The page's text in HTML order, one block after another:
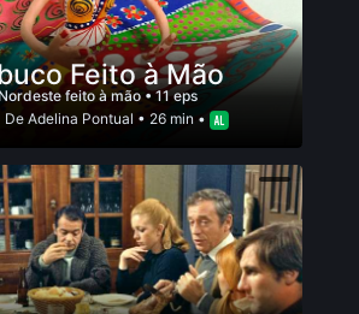
Feito à Mão
Nordeste feito à mão • 11 eps
DeAdelina Pontual • 26 min •